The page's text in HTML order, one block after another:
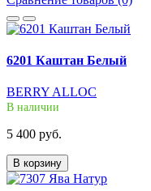
6201 Каштан Белый
BERRY ALLOC
В наличии
5 400 руб.
В корзину